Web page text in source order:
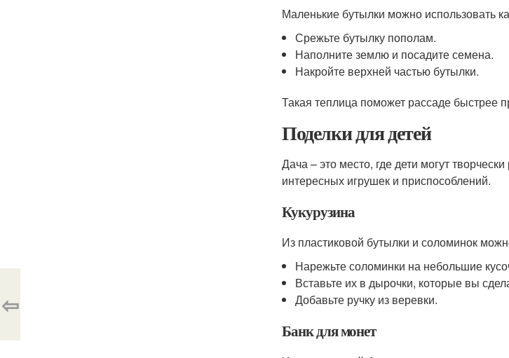
Маленькие бутылки можно использовать
Срежьте бутылку пополам.
Наполните землю и посадите семена.
Накройте верхней частью бутылки.
Такая теплица поможет рассаде быстрее
Поделки для детей
Дача – это место, где дети могут
интересных игрушек и приспособлений.
Кукурузина
Из пластиковой бутылки и соломинок
Нарежьте соломинки на небольшие
Вставьте их в дырочки, которые вы
Добавьте ручку из веревки.
Банк для монет
⇦